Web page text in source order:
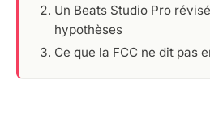
Un Beats Studio Pro
hypothèses
Ce que la FCC ne dit pas